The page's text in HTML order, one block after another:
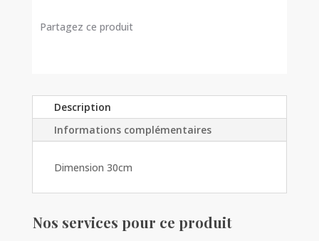
COULEURS
Partagez ce produit
Description
Informations complémentaires
Dimension 30cm
Nos services pour ce produit